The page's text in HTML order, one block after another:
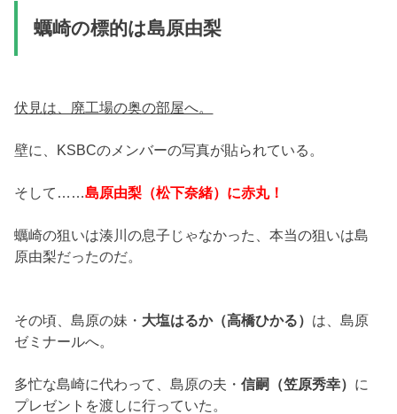
蠣崎の標的は島原由梨
伏見は、廃工場の奥の部屋へ。
壁に、KSBCのメンバーの写真が貼られている。
そして……島原由梨（松下奈緒）に赤丸！
蠣崎の狙いは湊川の息子じゃなかった、本当の狙いは島
原由梨だったのだ。
その頃、島原の妹・ 大塩はるか（高橋ひかる） は、島原
ゼミナールへ。
多忙な島崎に代わって、島原の夫・信嗣（笠原秀幸） に
プレゼントを渡しに行っていた。